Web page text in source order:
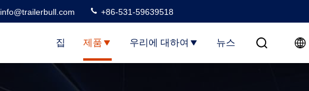
info@trailerbull.com +86-531-59639518
집 제품 우리에 대하여 뉴스